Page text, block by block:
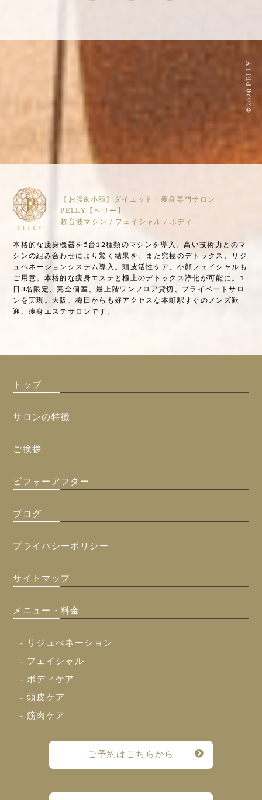
©2020 PELLY
【お腹&小顔】ダイエット・痩身専門サロン
PELLY【ペリー】
超音波マシン / フェイシャル / ボディ
本格的な痩身機器を5台12種類のマシンを導入。高い技術力とのマ
シンの組み合わせにより驚く結果を。また究極のデトックス、リジ
ュベネーションシステム導入。頭皮活性ケア、小顔フェイシャルも
ご用意。本格的な痩身エステと極上のデトックス浄化が可能に。1
日3名限定、完全個室、最上階ワンフロア貸切、プライベートサロ
ンを実現。大阪、梅田からも好アクセスな本町駅すぐのメンズ歓
迎、痩身エステサロンです。
トップ
サロンの特徴
ご挨拶
ビフォーアフター
ブログ
プライバシーポリシー
サイトマップ
メニュー・料金
- リジュべネーション
- フェイシャル
- ボディケア
- 頭皮ケア
- 筋肉ケア
ご予約はこちらから